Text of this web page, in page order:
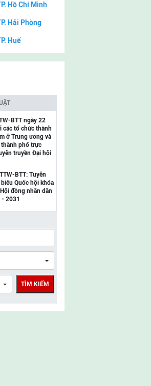
Hồ Chí Minh
Hải Phòng
Huế
Cần Thơ
Quảng Ninh
Cao Bằng
Lạng Sơn
Lai Châu
Điện Biên
Sơn La
Thanh Hóa
Nghệ An
Lào Cai
Thái Nguyên
BTT ngày 22
các tổ chức thành
ở Trung ương và
thành phố trực
truyền Đại hội
BTT: Tuyên
Quốc hội khóa
đồng nhân dân
2031
TÌM KIẾM